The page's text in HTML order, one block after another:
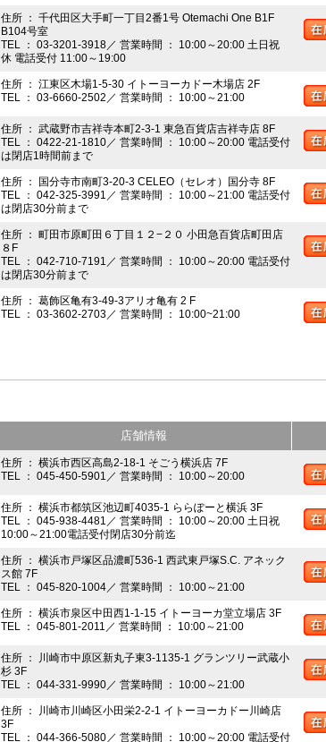
住所 ： 千代田区大手町一丁目2番1号 Otemachi One B1F
B104号室
TEL ： 03-3201-3918／ 営業時間 ： 10:00～20:00 土日祝
休 電話受付 11:00～19:00
住所 ： 江東区木場1-5-30 イトーヨーカドー木場店 2F
TEL ： 03-6660-2502／ 営業時間 ： 10:00～21:00
住所 ： 武蔵野市吉祥寺本町2-3-1 東急百貨店吉祥寺店 8F
TEL ： 0422-21-1810／ 営業時間 ： 10:00～20:00 電話受付
は閉店1時間前まで
住所 ： 国分寺市南町3-20-3 CELEO（セレオ）国分寺 8F
TEL ： 042-325-3991／ 営業時間 ： 10:00～21:00 電話受付
は閉店30分前まで
住所 ： 町田市原町田６丁目１２−２０ 小田急百貨店町田店
８F
TEL ： 042-710-7191／ 営業時間 ： 10:00～20:00 電話受付
は閉店30分前まで
住所 ： 葛飾区亀有3-49-3アリオ亀有 2 F
TEL ： 03-3602-2703／ 営業時間 ： 10:00~21:00
店舗情報
住所 ： 横浜市西区高島2-18-1 そごう横浜店 7F
TEL ： 045-450-5901／ 営業時間 ： 10:00～20:00
住所 ： 横浜市都筑区池辺町4035-1 ららぽーと横浜 3F
TEL ： 045-938-4481／ 営業時間 ： 10:00～20:00 土日祝
10:00～21:00電話受付閉店30分前迄
住所 ： 横浜市戸塚区品濃町536-1 西武東戸塚S.C. アネック
ス館 7F
TEL ： 045-820-1004／ 営業時間 ： 10:00～21:00
住所 ： 横浜市泉区中田西1-1-15 イトーヨーカ堂立場店 3F
TEL ： 045-801-2011／ 営業時間 ： 10:00～21:00
住所 ： 川崎市中原区新丸子東3-1135-1 グランツリー武蔵小
杉 3F
TEL ： 044-331-9990／ 営業時間 ： 10:00～21:00
住所 ： 川崎市川崎区小田栄2-2-1 イトーヨーカドー川崎店
3F
TEL ： 044-366-5080／ 営業時間 ： 10:00～20:00 電話受付